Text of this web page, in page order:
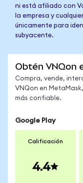
ni está afiliado con
la empresa y
únicamente para
subyacente.
Obtén VNQon
Compra, vende,
VNQon en
más confiable.
Google Play
Calificación
4.4